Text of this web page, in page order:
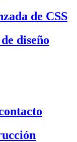
de CSS
diseño